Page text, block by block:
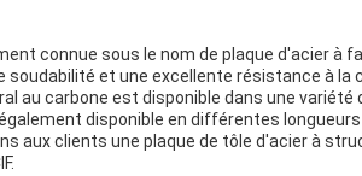
connue sous le nom de plaque d'acier à
soudabilité et une excellente résistance à
au carbone est disponible dans une variété
disponible en différentes
aux clients une plaque de tôle d'acier à